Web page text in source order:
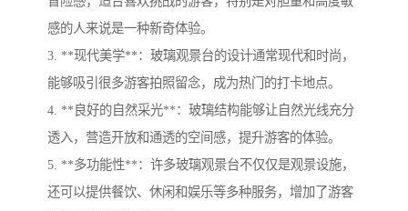
感的人来说是一种新奇体验。
3. **现代美学**：玻璃观景台的设计通常现代和时尚，
能够吸引很多游客拍照留念，成为热门的打卡地点。
4. **良好的自然采光**：玻璃结构能够让自然光线充分
透入，营造开放和通透的空间感，提升游客的体验。
5. **多功能性**：许多玻璃观景台不仅仅是观景设施，
还可以提供餐饮、休闲和娱乐等多种服务，增加了游客